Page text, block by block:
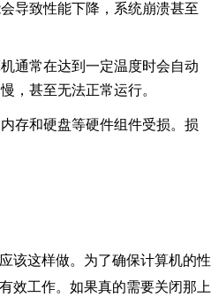
导致性能下降，系统崩溃甚至
通常在达到一定温度时会自动
，甚至无法正常运行。
存和硬盘等硬件组件受损。损
该这样做。为了确保计算机的性
效工作。如果真的需要关闭那上